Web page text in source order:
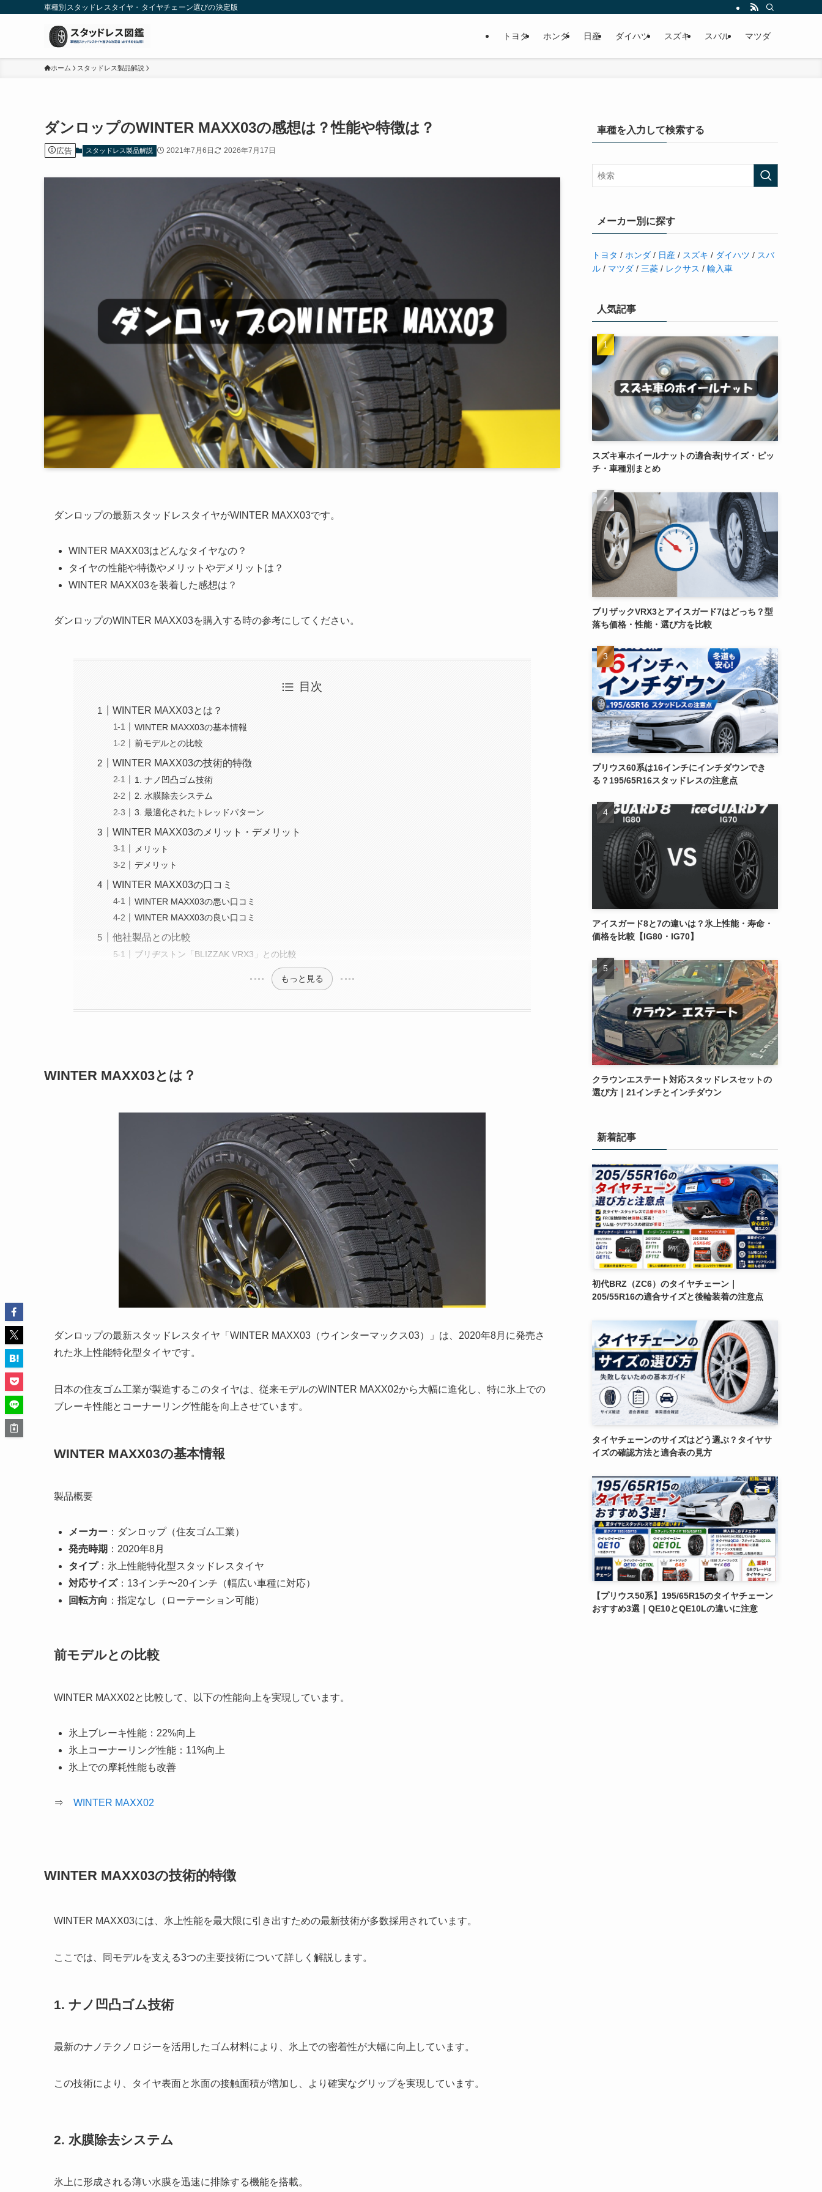
車種別スタッドレスタイヤ・タイヤチェーン選びの決定版
トヨタ ホンダ 日産 ダイハツ スズキ スバル マツダ
ホーム スタッドレス製品解説
ダンロップのWINTER MAXX03の感想は？性能や特徴は？
広告 スタッドレス製品解説 2021年7月6日 2026年7月17日
ダンロップの最新スタッドレスタイヤがWINTER MAXX03です。
WINTER MAXX03はどんなタイヤなの？
タイヤの性能や特徴やメリットやデメリットは？
WINTER MAXX03を装着した感想は？
ダンロップのWINTER MAXX03を購入する時の参考にしてください。
目次
WINTER MAXX03とは？
WINTER MAXX03の基本情報
前モデルとの比較
WINTER MAXX03の技術的特徴
1. ナノ凹凸ゴム技術
2. 水膜除去システム
3. 最適化されたトレッドパターン
WINTER MAXX03のメリット・デメリット
メリット
デメリット
WINTER MAXX03の口コミ
WINTER MAXX03の悪い口コミ
WINTER MAXX03の良い口コミ
他社製品との比較
ブリヂストン「BLIZZAK VRX3」との比較
もっと見る
WINTER MAXX03とは？
ダンロップの最新スタッドレスタイヤ「WINTER MAXX03（ウインターマックス03）」は、2020年8月に発売さ
れた氷上性能特化型タイヤです。
日本の住友ゴム工業が製造するこのタイヤは、従来モデルのWINTER MAXX02から大幅に進化し、特に氷上での
ブレーキ性能とコーナーリング性能を向上させています。
WINTER MAXX03の基本情報
製品概要
メーカー ：ダンロップ（住友ゴム工業）
発売時期 ：2020年8月
タイプ：氷上性能特化型スタッドレスタイヤ
対応サイズ：13インチ〜20インチ（幅広い車種に対応）
回転方向 ：指定なし（ローテーション可能）
前モデルとの比較
WINTER MAXX02と比較して、以下の性能向上を実現しています。
氷上ブレーキ性能：22%向上
氷上コーナーリング性能：11%向上
氷上での摩耗性能も改善
⇒ WINTER MAXX02
WINTER MAXX03の技術的特徴
WINTER MAXX03には、氷上性能を最大限に引き出すための最新技術が多数採用されています。
ここでは、同モデルを支える3つの主要技術について詳しく解説します。
1. ナノ凹凸ゴム技術
最新のナノテクノロジーを活用したゴム材料により、氷上での密着性が大幅に向上しています。
この技術により、タイヤ表面と氷面の接触面積が増加し、より確実なグリップを実現しています。
2. 水膜除去システム
氷上に形成される薄い水膜を迅速に排除する機能を搭載。
車種を入力して検索する
メーカー別に探す
トヨタ / ホンダ / 日産 / スズキ / ダイハツ / スバ
ル / マツダ / 三菱 / レクサス / 輸入車
人気記事
スズキ車ホイールナットの適合表|サイズ・ピッ
チ・車種別まとめ
ブリザックVRX3とアイスガード7はどっち？型
落ち価格・性能・選び方を比較
プリウス60系は16インチにインチダウンでき
る？195/65R16スタッドレスの注意点
アイスガード8と7の違いは？氷上性能・寿命・
価格を比較【IG80・IG70】
クラウンエステート対応スタッドレスセットの
選び方｜21インチとインチダウン
新着記事
初代BRZ（ZC6）のタイヤチェーン｜
205/55R16の適合サイズと後輪装着の注意点
タイヤチェーンのサイズはどう選ぶ？タイヤサ
イズの確認方法と適合表の見方
【プリウス50系】195/65R15のタイヤチェーン
おすすめ3選｜QE10とQE10Lの違いに注意